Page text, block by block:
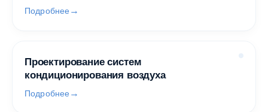
Подробнее
Проектирование систем
кондиционирования воздуха
Подробнее